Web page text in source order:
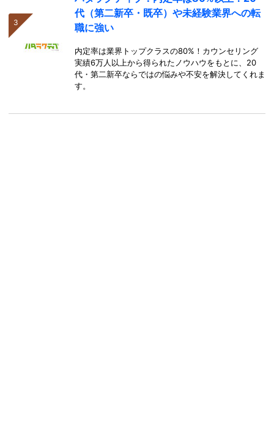
代（第二新卒・既卒）や未経験業界への転
職に強い
内定率は業界トップクラスの80%！カウンセリング
実績6万人以上から得られたノウハウをもとに、20
代・第二新卒ならではの悩みや不安を解決してくれま
す。